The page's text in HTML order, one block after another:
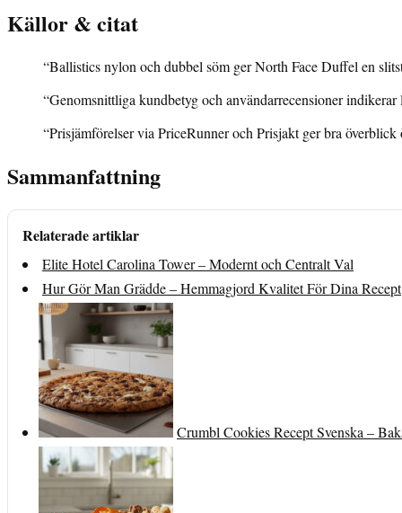
Källor & citat
“Ballistics nylon och dubbel söm ger North Face Duffel en
“Genomsnittliga kundbetyg och användarrecensioner
“Prisjämförelser via PriceRunner och Prisjakt ger bra överblick
Sammanfattning
Relaterade artiklar
Elite Hotel Carolina Tower – Modernt och Centralt Val
Hur Gör Man Grädde – Hemmagjord Kvalitet För Dina Recept
Crumbl Cookies Recept Svenska –